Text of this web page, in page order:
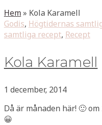
Hem» Kola Karamell
Godis, Högtidernas
samtliga recept, Recept
Kola Karamell
1 december, 2014
Då är månaden här! 🙂
😀